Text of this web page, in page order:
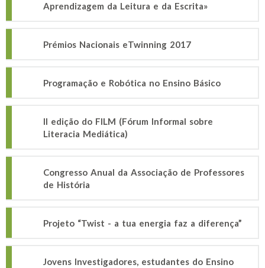
Aprendizagem da Leitura e da Escrita»
Prémios Nacionais eTwinning 2017
Programação e Robótica no Ensino Básico
II edição do FILM (Fórum Informal sobre
Literacia Mediática)
Congresso Anual da Associação de Professores
de História
Projeto “Twist - a tua energia faz a diferença”
Jovens Investigadores, estudantes do Ensino